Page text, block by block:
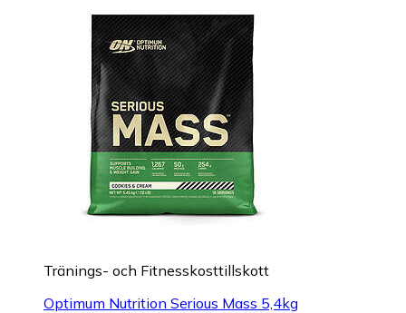
Tränings- och Fitnesskosttillskott
Optimum Nutrition Serious Mass 5,4kg